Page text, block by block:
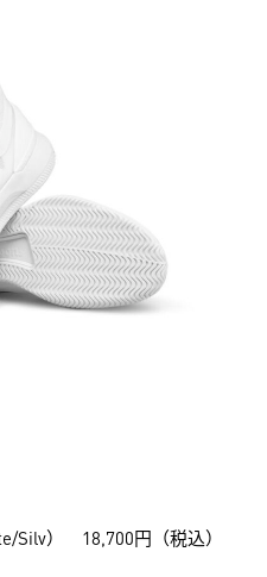
Silv） 18,700円（税込）